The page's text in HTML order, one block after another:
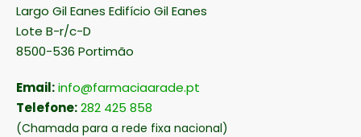
Largo Gil Eanes Edifício Gil Eanes
Lote B-r/c-D
8500-536 Portimão
Email:info@farmaciaarade.pt
Telefone:282 425 858
(Chamada para a rede fixa nacional)